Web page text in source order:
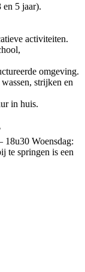
5 jaar).
activiteiten.
omgeving.
strijken en
in huis.
18u30 Woensdag:
te springen is een